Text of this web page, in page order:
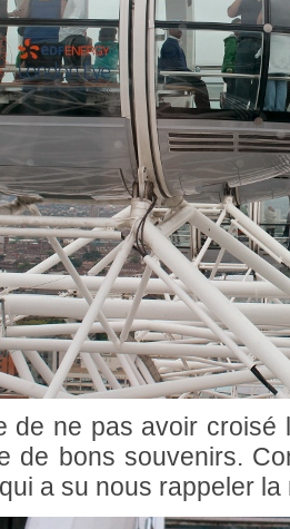
de ne pas avoir
de bons souvenirs.
a su nous rappeler